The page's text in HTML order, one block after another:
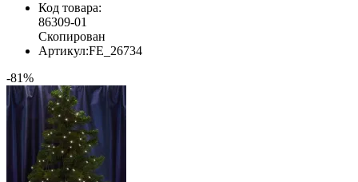
Код товара:
86309-01
Скопирован
Артикул:FE_26734
-81%